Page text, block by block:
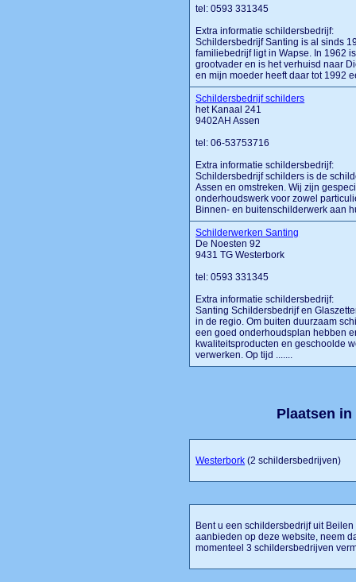
tel: 0593 331345
Extra informatie schildersbedrijf:
Schildersbedrijf Santing is al sinds
familiebedrijf ligt in Wapse. In 1962
grootvader en is het verhuisd naar
en mijn moeder heeft daar tot 1992
Schildersbedrijf schilders
het Kanaal 241
9402AH Assen
tel: 06-53753716
Extra informatie schildersbedrijf:
Schildersbedrijf schilders is de
Assen en omstreken. Wij zijn
onderhoudswerk voor zowel
Binnen- en buitenschilderwerk aan
Schilderwerken Santing
De Noesten 92
9431 TG Westerbork
tel: 0593 331345
Extra informatie schildersbedrijf:
Santing Schildersbedrijf en
in de regio. Om buiten duurzaam
een goed onderhoudsplan hebben
kwaliteitsproducten en geschoolde
verwerken. Op tijd .......
Plaatsen
Westerbork (2 schildersbedrijven)
Bent u een schildersbedrijf uit
aanbieden op deze website, neem
momenteel 3 schildersbedrijven